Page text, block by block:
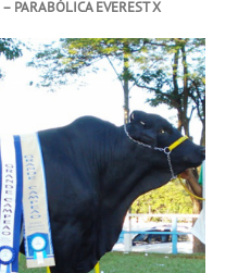
PARABÓLICA EVEREST X